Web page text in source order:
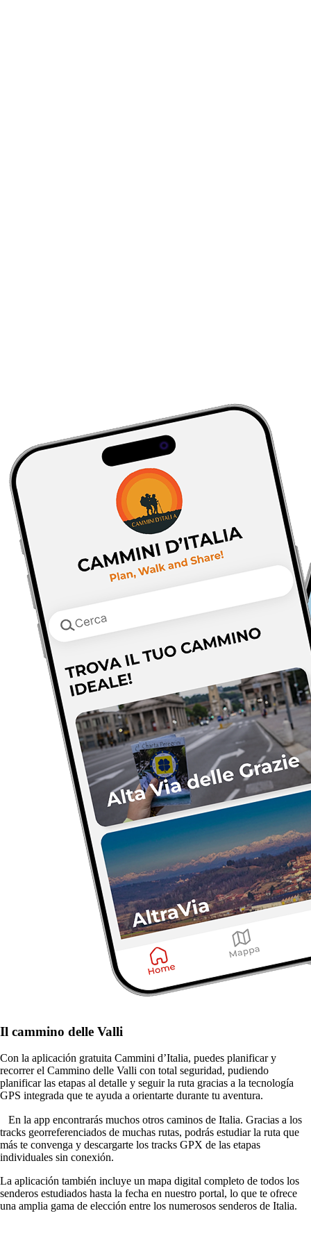
Il cammino delle Valli
Con la aplicación gratuita Cammini d’Italia, puedes planificar y
recorrer el Cammino delle Valli con total seguridad, pudiendo
planificar las etapas al detalle y seguir la ruta gracias a la tecnología
GPS integrada que te ayuda a orientarte durante tu aventura.
⠀En la app encontrarás muchos otros caminos de Italia. Gracias a los
tracks georreferenciados de muchas rutas, podrás estudiar la ruta que
más te convenga y descargarte los tracks GPX de las etapas
individuales sin conexión.
La aplicación también incluye un mapa digital completo de todos los
senderos estudiados hasta la fecha en nuestro portal, lo que te ofrece
una amplia gama de elección entre los numerosos senderos de Italia.